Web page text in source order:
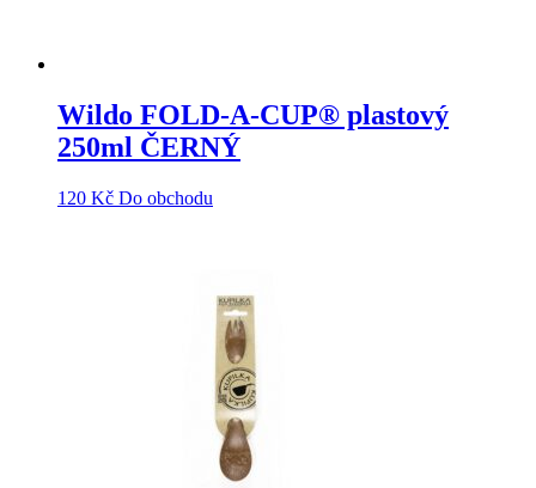
Wildo FOLD-A-CUP® plastový
250ml ČERNÝ
120 Kč Do obchodu